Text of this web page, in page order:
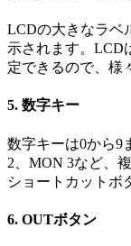
LCDの大きなラベ
示されます。LCD
定できるので、様
5. 数字キー
数字キーは0から9
2、MON 3など、
ショートカットボ
6. OUTボタン